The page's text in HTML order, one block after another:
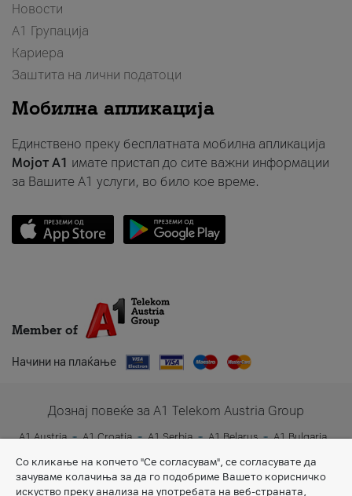
Новости
А1 Групација
Кариера
Заштита на лични податоци
Мобилна апликација
Единствено преку бесплатната мобилна апликација
Мојот A1 имате пристап до сите важни информации
за Вашите A1 услуги, во било кое време.
Member of
Начини на плаќање
Дознај повеќе за A1 Telekom Austria Group
A1 Austria A1 Croatia A1 Serbia A1 Belarus
A1 Bulgaria
Со кликање на копчето "Се согласувам", се согласувате да
зачуваме колачиња за да го подобриме Вашето корисничко
искуство преку анализа на употребата на веб-страната,